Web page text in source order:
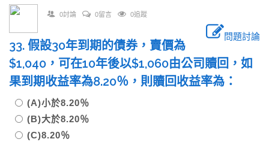
0討論 0留言 0追蹤
問題討論
33. 假設30年到期的債券，賣價為
$1,040，可在10年後以$1,060由公司贖回，如
果到期收益率為8.20％，則贖回收益率為：
(A)小於8.20％
(B)大於8.20％
(C)8.20％